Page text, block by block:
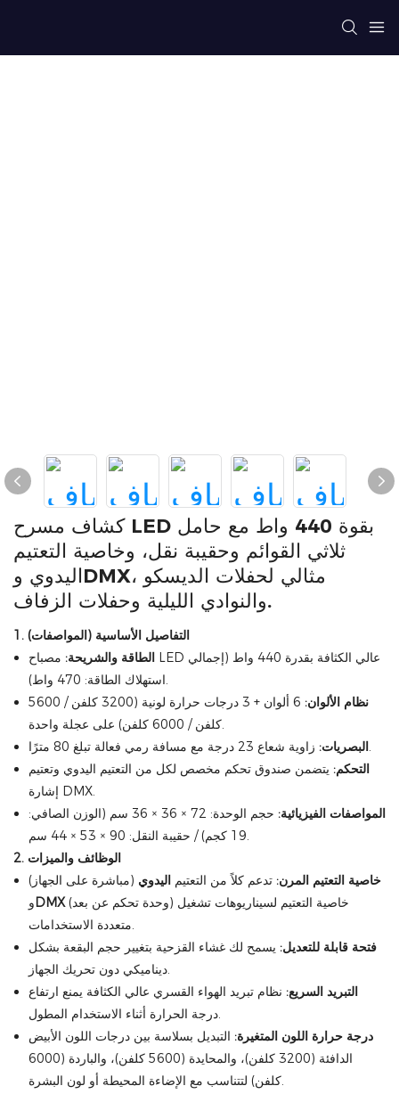
كشاف مسرح LED بقوة 440 واط مع حامل
ثلاثي القوائم وحقيبة نقل، وخاصية التعتيم
اليدوي وDMX، مثالي لحفلات الديسكو
والنوادي الليلية وحفلات الزفاف.
1. التفاصيل الأساسية (المواصفات)
الطاقة والشريحة: مصباح LED عالي الكثافة بقدرة 440 واط (إجمالي
استهلاك الطاقة: 470 واط).
نظام الألوان:
6 ألوان + 3 درجات حرارة لونية (3200 كلفن / 5600
كلفن / 6000 كلفن) على عجلة واحدة.
البصريات:زاوية شعاع 23 درجة مع مسافة رمي فعالة تبلغ 80 مترًا.
التحكم: يتضمن صندوق تحكم مخصص لكل من التعتيم اليدوي وتعتيم
إشارة DMX.
المواصفات الفيزيائية:
حجم الوحدة: 72 × 36 × 36 سم (الوزن الصافي:
19 كجم) / حقيبة النقل: 90 × 53 × 44 سم.
2. الوظائف والميزات
خاصية التعتيم المرن: تدعم كلاً من التعتيماليدوي (مباشرة على الجهاز)
وDMX(وحدة تحكم عن بعد) خاصية التعتيم لسيناريوهات تشغيل
متعددة الاستخدامات.
فتحة قابلة للتعديل: يسمح لك غشاء القزحية بتغيير حجم البقعة بشكل
ديناميكي دون تحريك الجهاز.
التبريد السريع: نظام تبريد الهواء القسري عالي الكثافة يمنع ارتفاع
درجة الحرارة أثناء الاستخدام المطول.
درجة حرارة اللون المتغيرة: التبديل بسلاسة بين درجات اللون الأبيض
الدافئة (3200 كلفن)، والمحايدة (5600 كلفن)، والباردة (6000
كلفن) لتتناسب مع الإضاءة المحيطة أو لون البشرة.